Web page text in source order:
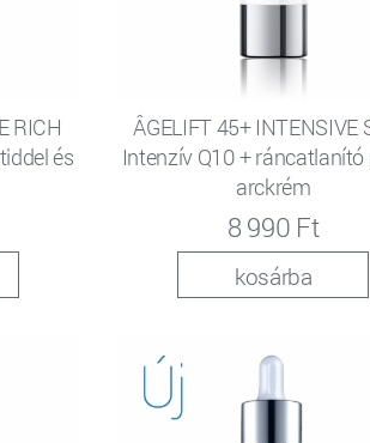
RICH
és
ÂGELIFT 45+ INTENSIVE
Intenzív Q10 + ráncatlanító
arckrém
8 990 Ft
kosárba